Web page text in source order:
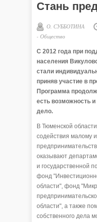
Стань
О. СУББОТИНА
- Общество
С 2012 года при
населения
стали
приняв участие в
Программа
есть возможность
дело.
В Тюменской
содействия малому
оказывают
и государственной
фонд
области", фонд
области", а также
собственного дела